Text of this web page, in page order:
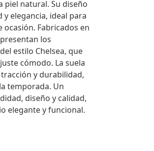
piel natural. Su diseño
elegancia, ideal para
Fabricados en
los
estilo Chelsea, que
cómodo. La suela
y durabilidad,
temporada. Un
diseño y calidad,
elegante y funcional.